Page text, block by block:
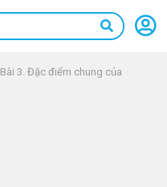
Bài 3. Đặc điểm chung của